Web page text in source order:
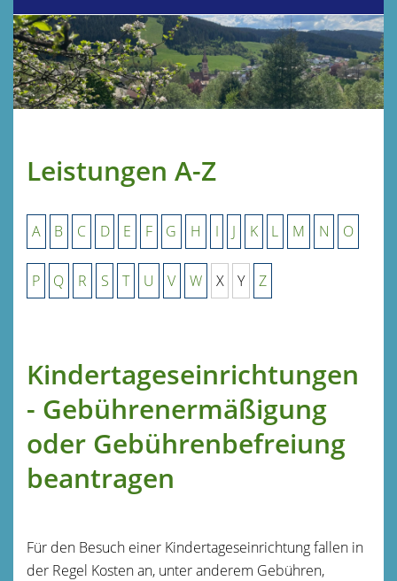
Leistungen A-Z
A B C D E F G H I J K L M N O
P Q R S T U V W X Y Z
Kindertageseinrichtungen
- Gebührenermäßigung
oder Gebührenbefreiung
beantragen
Für den Besuch einer Kindertageseinrichtung fallen in
der Regel Kosten an, unter anderem Gebühren,